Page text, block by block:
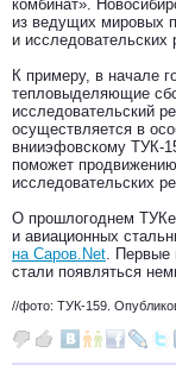
комбинат».
из ведущих мировых
и исследовательских
К примеру, в начале
тепловыделяющие
исследовательский
осуществляется в
внииэфовскому ТУК-
поможет
исследовательских
О прошлогоднем
и авиационных
на Саров.Net. Первые
стали появляться
//фото: ТУК-159.